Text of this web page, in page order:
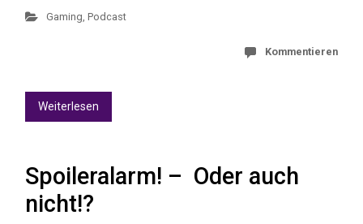
Gaming Podcast
Kommentieren
Weiterlesen
Spoileralarm! – Oder auch
nicht!?